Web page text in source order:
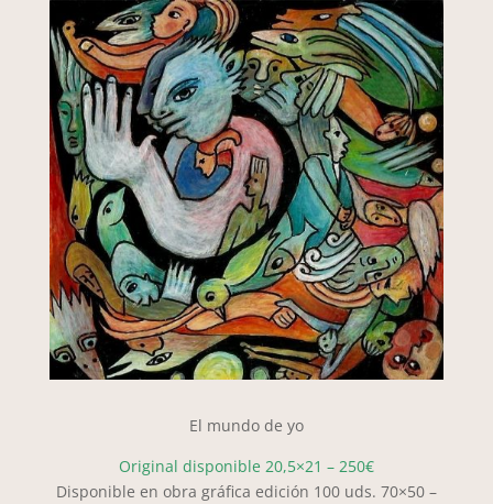
El mundo de yo
Original disponible 20,5×21 – 250€
Disponible en obra gráfica edición 100 uds. 70×50 –